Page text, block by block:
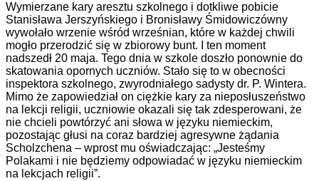
Wymierzane kary aresztu szkolnego i dotkliwe pobicie
Stanisława Jerszyńskiego i Bronisławy Śmidowiczówny
wywołało wrzenie wśród wrześnian, które w każdej chwili
mogło przerodzić się w zbiorowy bunt. I ten moment
nadszedł 20 maja. Tego dnia w szkole doszło ponownie do
skatowania opornych uczniów. Stało się to w obecności
inspektora szkolnego, zwyrodniałego sadysty dr. P. Wintera.
Mimo że zapowiedział on ciężkie kary za nieposłuszeństwo
na lekcji religii, uczniowie okazali się tak zdesperowani, że
nie chcieli powtórzyć ani słowa w języku niemieckim,
pozostając głusi na coraz bardziej agresywne żądania
Scholzchena – wprost mu oświadczając: „Jesteśmy
Polakami i nie będziemy odpowiadać w języku niemieckim
na lekcjach religii”.